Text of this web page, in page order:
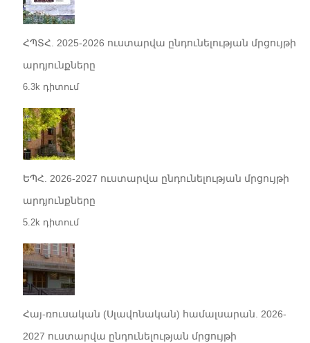
ՀՊՏՀ. 2025-2026 ուստարվա ընդունելության մրցույթի
արդյունքները
6.3k դիտում
ԵՊՀ. 2026-2027 ուստարվա ընդունելության մրցույթի
արդյունքները
5.2k դիտում
Հայ-ռուսական (Սլավոնական) համալսարան. 2026-
2027 ուստարվա ընդունելության մրցույթի